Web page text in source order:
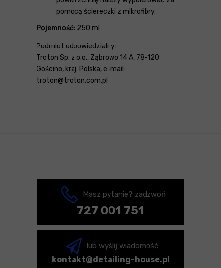
pomocą ściereczki z mikrofibry.
Pojemność: 250 ml
Podmiot odpowiedzialny:
Troton Sp. z o.o., Ząbrowo 14 A, 78-120
Gościno, kraj: Polska, e-mail:
troton@troton.com.pl
Masz pytanie? zadzwoń
727 001 751
lub wyślij wiadomość:
kontakt@detailing-house.pl